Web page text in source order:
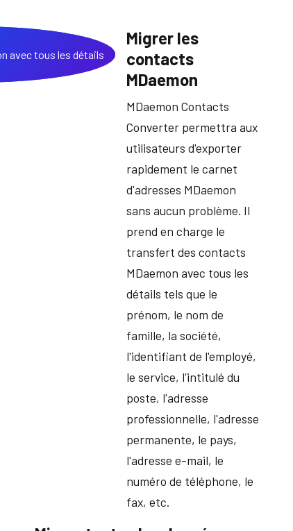
Migrer les
contacts
MDaemon
MDaemon Contacts
Converter permettra aux
utilisateurs d'exporter
rapidement le carnet
d'adresses MDaemon
sans aucun problème. Il
prend en charge le
transfert des contacts
MDaemon avec tous les
détails tels que le
prénom, le nom de
famille, la société,
l'identifiant de l'employé,
le service, l'intitulé du
poste, l'adresse
professionnelle, l'adresse
permanente, le pays,
l'adresse e-mail, le
numéro de téléphone, le
fax, etc.